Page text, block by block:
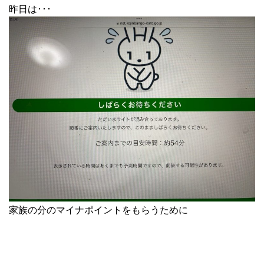
昨日は･･･
家族の分のマイナポイントをもらうために